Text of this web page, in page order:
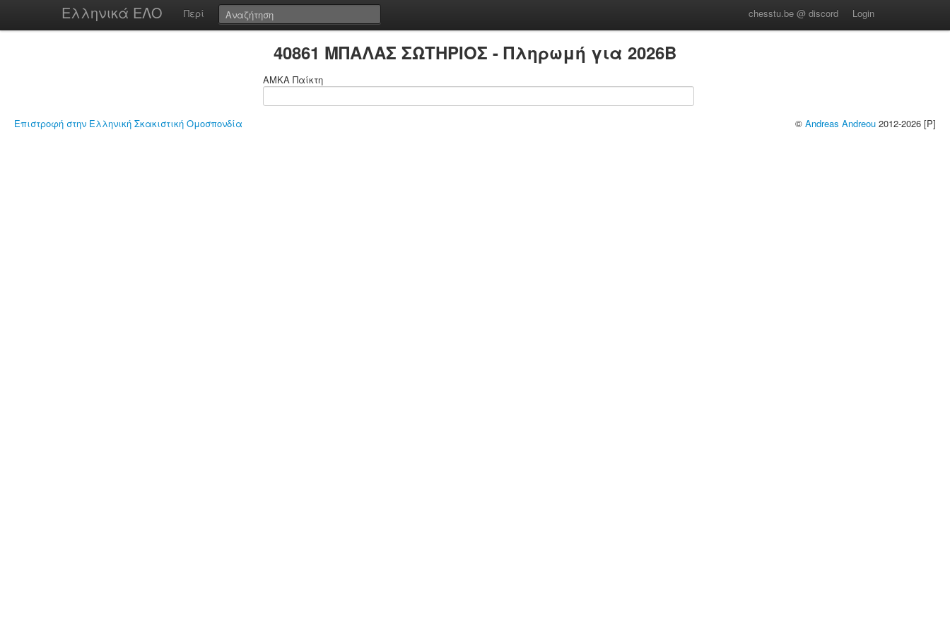
Ελληνικά ΕΛΟ Περί chesstu.be @ discord Login
40861 ΜΠΑΛΑΣ ΣΩΤΗΡΙΟΣ - Πληρωμή για 2026B
ΑΜΚΑ Παίκτη
Επιστροφή στην Ελληνική Σκακιστική Ομοσπονδία © Andreas Andreou 2012-2026 [P]